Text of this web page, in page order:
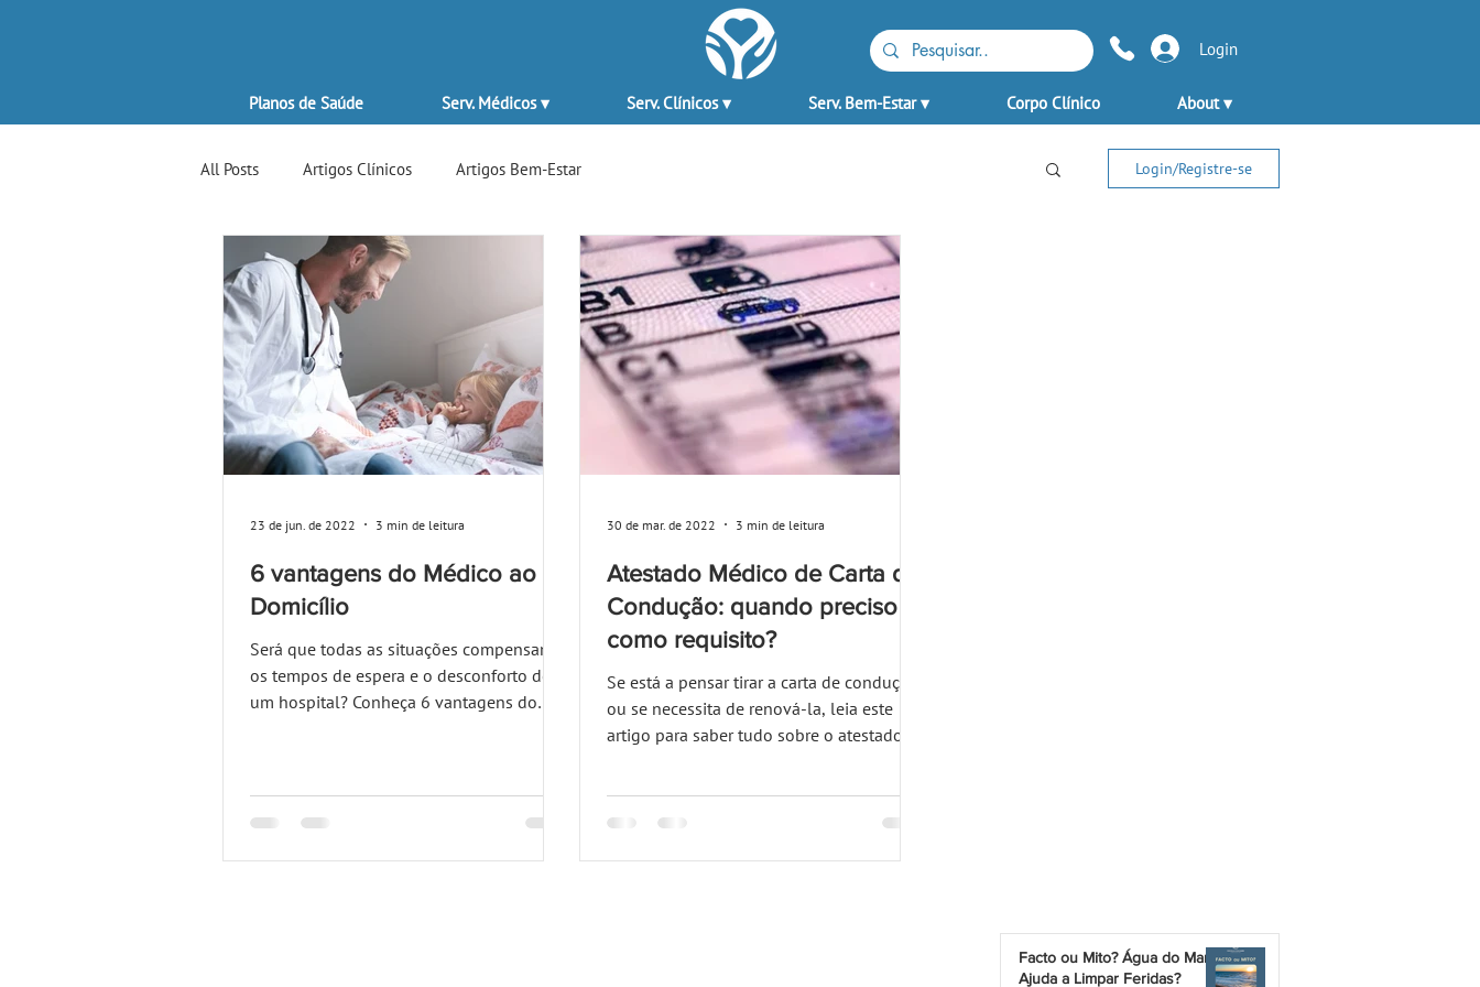
Planos de Saúde Serv. Médicos ▾ Serv. Clínicos ▾ Serv. Bem-Estar ▾ Corpo Clínico About ▾
Login
All Posts Artigos Clínicos Artigos Bem-Estar Login/Registre-se
6 vantagens do Médico ao
Domicílio
Será que todas as situações compensam
os tempos de espera e o desconforto de
um hospital? Conheça 6 vantagens do
23 de jun. de 2022 3 min de leitura
Atestado Médico de Carta de
Condução: quando preciso e
como requisito?
Se está a pensar tirar a carta de condução
ou se necessita de renová-la, leia este
artigo para saber tudo sobre o atestado
30 de mar. de 2022 3 min de leitura
Facto ou Mito? Água do Mar
Ajuda a Limpar Feridas?